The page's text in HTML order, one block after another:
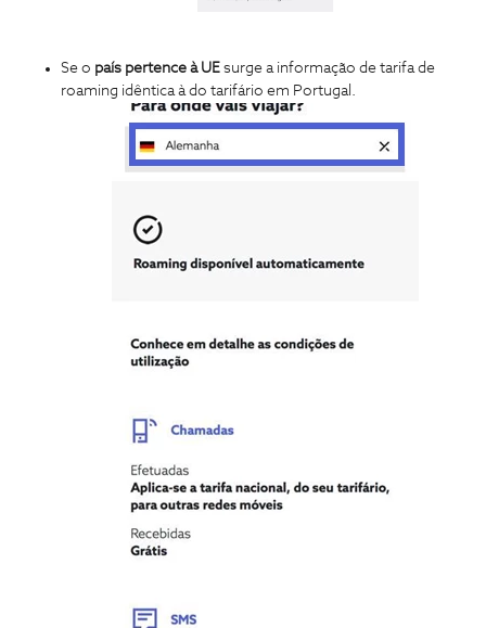
Se o país pertence à UE surge a informação de tarifa de
roaming idêntica à do tarifário em Portugal.